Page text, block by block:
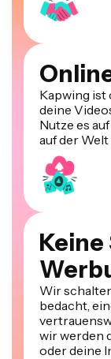
Kapwing ist
deine
Nutze es
auf der Welt
Keine
Wir
bedacht,
wir werden
oder deine